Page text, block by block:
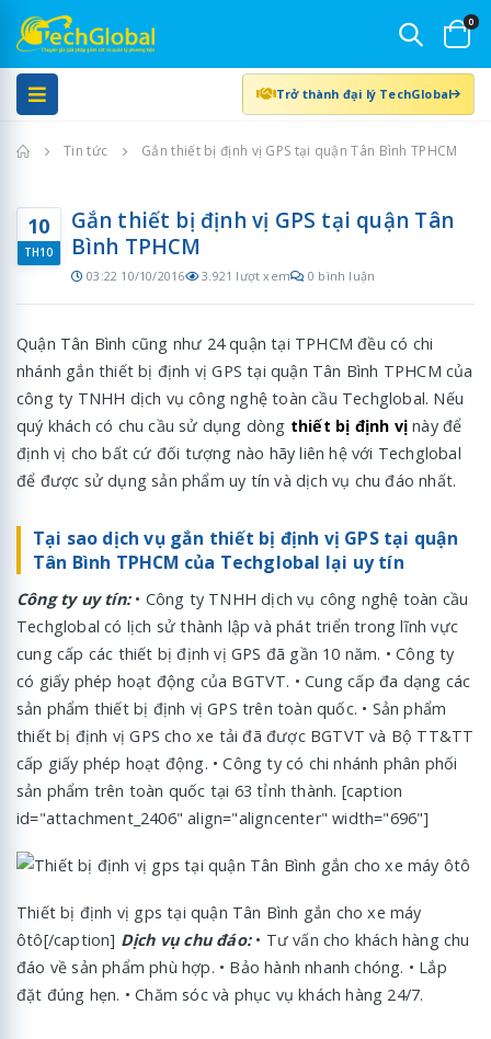
0
Trở thành đại lý TechGlobal
Trang chủ
Tin tức Gắn thiết bị định vị GPS tại quận Tân Bình TPHCM
10
TH10
Gắn thiết bị định vị GPS tại quận Tân
Bình TPHCM
03:22 10/10/2016 3.921 lượt xem 0 bình luận
Quận Tân Bình cũng như 24 quận tại TPHCM đều có chi
nhánh gắn thiết bị định vị GPS tại quận Tân Bình TPHCM của
công ty TNHH dịch vụ công nghệ toàn cầu Techglobal. Nếu
quý khách có chu cầu sử dụng dòng thiết bị định vị này để
định vị cho bất cứ đối tượng nào hãy liên hệ với Techglobal
để được sử dụng sản phẩm uy tín và dịch vụ chu đáo nhất.
Tại sao dịch vụ gắn thiết bị định vị GPS tại quận
Tân Bình TPHCM của Techglobal lại uy tín
Công ty uy tín:• Công ty TNHH dịch vụ công nghệ toàn cầu
Techglobal có lịch sử thành lập và phát triển trong lĩnh vực
cung cấp các thiết bị định vị GPS đã gần 10 năm. • Công ty
có giấy phép hoạt động của BGTVT. • Cung cấp đa dạng các
sản phẩm thiết bị định vị GPS trên toàn quốc. • Sản phẩm
thiết bị định vị GPS cho xe tải đã được BGTVT và Bộ TT&TT
cấp giấy phép hoạt động. • Công ty có chi nhánh phân phối
sản phẩm trên toàn quốc tại 63 tỉnh thành. [caption
id="attachment_2406" align="aligncenter" width="696"]
Thiết bị định vị gps tại quận Tân Bình gắn cho xe máy
ôtô[/caption] Dịch vụ chu đáo:• Tư vấn cho khách hàng chu
đáo về sản phẩm phù hợp. • Bảo hành nhanh chóng. • Lắp
đặt đúng hẹn. • Chăm sóc và phục vụ khách hàng 24/7.